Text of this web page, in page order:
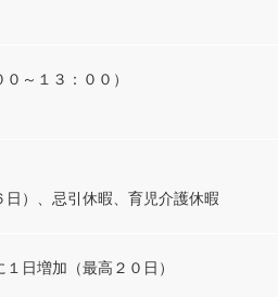
～１３：００）
）、忌引休暇、育児介護休暇
日増加（最高２０日）